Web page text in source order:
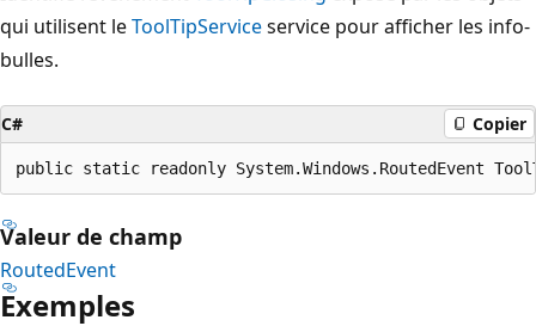
qui utilisent leToolTipServiceservice pour afficher les info-
bulles.
C# Copier
public static readonly System.Windows.RoutedEvent
Valeur de champ
RoutedEvent
Exemples